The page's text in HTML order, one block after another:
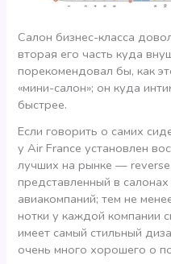
Салон бизнес-класса
вторая его часть куда
порекомендовал бы, как
«мини-салон»; он куда
быстрее.
Если говорить о самих
у Air France установлен
лучших на рынке —
представленный в
авиакомпаний; тем не
нотки у каждой компании
имеет самый стильный
очень много хорошего о